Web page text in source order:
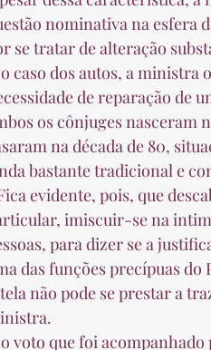
nominativa na esfera
se tratar de alteração
de reparação de
os cônjuges nasceram
na década de 80,
bastante tradicional e
imiscuir-se na
para dizer se a
das funções precípuas
não pode se prestar a